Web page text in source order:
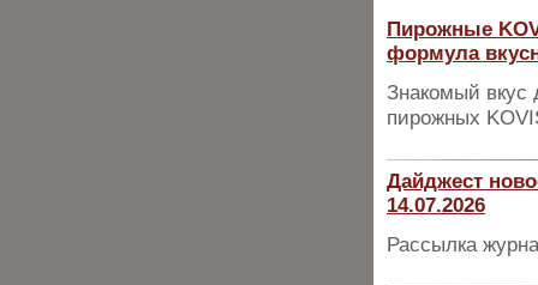
Пирожные
формула
Знакомый вкус
пирожных
Дайджест
14.07.2026
Рассылка